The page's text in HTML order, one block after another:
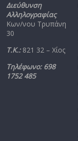
Διεύθυνση
Αλληλογραφίας
Κων/νου Τρυπάνη
30
Τ.Κ.: 821 32 – Χίος
Τηλέφωνο: 698
1752 485